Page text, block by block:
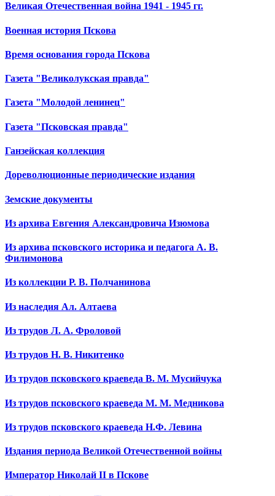
Великая Отечественная война 1941 - 1945 гг.
Военная история Пскова
Время основания города Пскова
Газета "Великолукская правда"
Газета "Молодой ленинец"
Газета "Псковская правда"
Ганзейская коллекция
Дореволюционные периодические издания
Земские документы
Из архива Евгения Александровича Изюмова
Из архива псковского историка и педагога А. В.
Филимонова
Из коллекции Р. В. Полчанинова
Из наследия Ал. Алтаева
Из трудов Л. А. Фроловой
Из трудов Н. В. Никитенко
Из трудов псковского краеведа В. М. Мусийчука
Из трудов псковского краеведа М. М. Медникова
Из трудов псковского краеведа Н.Ф. Левина
Издания периода Великой Отечественной войны
Император Николай II в Пскове